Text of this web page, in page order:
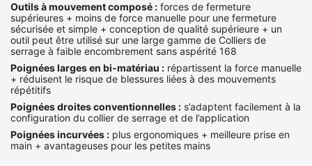
Outils à mouvement composé : forces de fermeture
supérieures + moins de force manuelle pour une fermeture
sécurisée et simple + conception de qualité supérieure + un
outil peut être utilisé sur une large gamme de Colliers de
serrage à faible encombrement sans aspérité 168
Poignées larges en bi‑matériau : répartissent la force manuelle
+ réduisent le risque de blessures liées à des mouvements
répétitifs
Poignées droites conventionnelles : s’adaptent facilement à la
configuration du collier de serrage et de l’application
Poignées incurvées : plus ergonomiques + meilleure prise en
main + avantageuses pour les petites mains